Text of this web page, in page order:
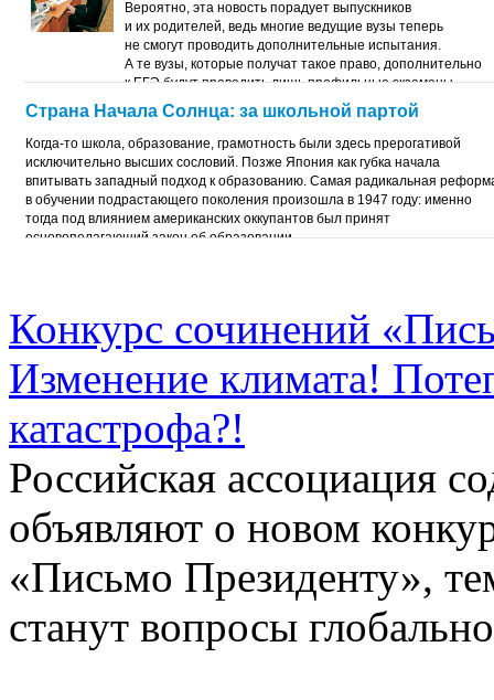
Вероятно, эта новость порадует выпускников
и их родителей, ведь многие ведущие вузы теперь
не смогут проводить дополнительные испытания.
А те вузы, которые получат такое право, дополнительно
к ЕГЭ будут проводить лишь профильные экзамены.
Страна Начала Солнца: за школьной партой
Когда-то школа, образование, грамотность были здесь прерогативой
исключительно высших сословий. Позже Япония как губка начала
впитывать западный подход к образованию. Самая радикальная
в обучении подрастающего поколения произошла в 1947 году: именно
тогда под влиянием американских оккупантов был принят
основополагающий закон об образовании.
Конкурс сочинений
Изменение климата!
катастрофа?!
Российская
объявляют о новом
«Письмо Президенту»,
станут вопросы